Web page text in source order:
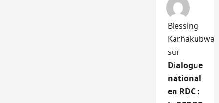
Blessing
Karhakubwa
sur
Dialogue
national
en RDC :